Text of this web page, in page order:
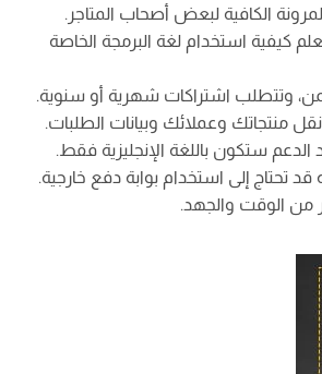
الكافية لبعض أصحاب المتاجر.
استخدام لغة البرمجة الخاصة
وتتطلب اشتراكات شهرية أو سنوية.
منتجاتك وعملائك وبيانات الطلبات.
ستكون باللغة الإنجليزية فقط.
تحتاج إلى استخدام بوابة دفع خارجية.
من الوقت والجهد.